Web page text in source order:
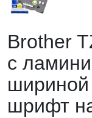
Brother
с
шрифт